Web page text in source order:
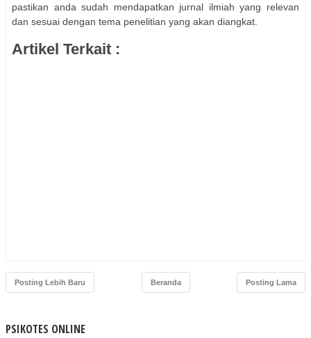
pastikan anda sudah mendapatkan jurnal ilmiah yang relevan
dan sesuai dengan tema penelitian yang akan diangkat.
Artikel Terkait :
Posting Lebih Baru Posting Lama
Beranda
PSIKOTES ONLINE